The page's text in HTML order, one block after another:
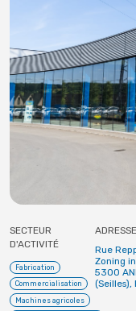
SECTEUR
D'ACTIVITÉ
Fabrication
Commercialisation
Machines agricoles
ADRESSE
Rue
Zoning
5300
(Seilles),